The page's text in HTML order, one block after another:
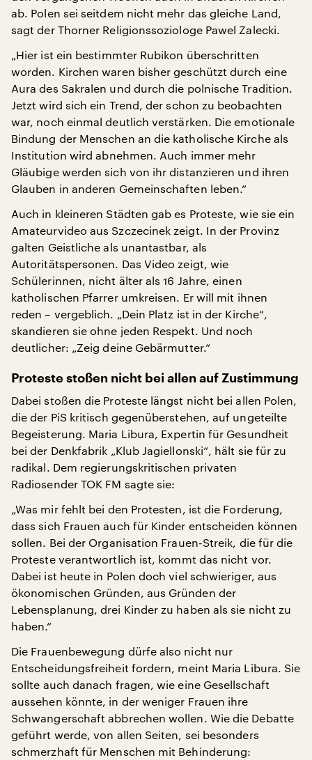
ab. Polen sei seitdem nicht mehr das gleiche Land,
sagt der Thorner Religionssoziologe Pawel Zalecki.
„Hier ist ein bestimmter Rubikon überschritten
worden. Kirchen waren bisher geschützt durch eine
Aura des Sakralen und durch die polnische Tradition.
Jetzt wird sich ein Trend, der schon zu beobachten
war, noch einmal deutlich verstärken. Die emotionale
Bindung der Menschen an die katholische Kirche als
Institution wird abnehmen. Auch immer mehr
Gläubige werden sich von ihr distanzieren und ihren
Glauben in anderen Gemeinschaften leben.“
Auch in kleineren Städten gab es Proteste, wie sie ein
Amateurvideo aus Szczecinek zeigt. In der Provinz
galten Geistliche als unantastbar, als
Autoritätspersonen. Das Video zeigt, wie
Schülerinnen, nicht älter als 16 Jahre, einen
katholischen Pfarrer umkreisen. Er will mit ihnen
reden – vergeblich. „Dein Platz ist in der Kirche“,
skandieren sie ohne jeden Respekt. Und noch
deutlicher: „Zeig deine Gebärmutter.“
Proteste stoßen nicht bei allen auf Zustimmung
Dabei stoßen die Proteste längst nicht bei allen Polen,
die der PiS kritisch gegenüberstehen, auf ungeteilte
Begeisterung. Maria Libura, Expertin für Gesundheit
bei der Denkfabrik „Klub Jagiellonski“, hält sie für zu
radikal. Dem regierungskritischen privaten
Radiosender TOK FM sagte sie:
„Was mir fehlt bei den Protesten, ist die Forderung,
dass sich Frauen auch für Kinder entscheiden können
sollen. Bei der Organisation Frauen-Streik, die für die
Proteste verantwortlich ist, kommt das nicht vor.
Dabei ist heute in Polen doch viel schwieriger, aus
ökonomischen Gründen, aus Gründen der
Lebensplanung, drei Kinder zu haben als sie nicht zu
haben.“
Die Frauenbewegung dürfe also nicht nur
Entscheidungsfreiheit fordern, meint Maria Libura. Sie
sollte auch danach fragen, wie eine Gesellschaft
aussehen könnte, in der weniger Frauen ihre
Schwangerschaft abbrechen wollen. Wie die Debatte
geführt werde, von allen Seiten, sei besonders
schmerzhaft für Menschen mit Behinderung: